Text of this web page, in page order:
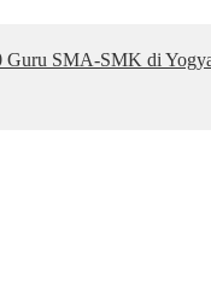
Guru SMA-SMK di